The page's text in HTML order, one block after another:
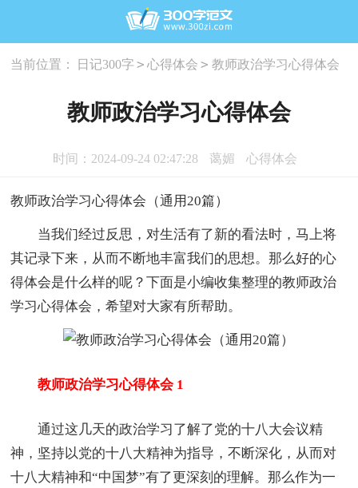
当前位置： 日记300字 > 心得体会 > 教师政治学习心得体会
教师政治学习心得体会
时间：2024-09-24 02:47:28 蔼媚 心得体会
教师政治学习心得体会（通用20篇）
当我们经过反思，对生活有了新的看法时，马上将
其记录下来，从而不断地丰富我们的思想。那么好的心
得体会是什么样的呢？下面是小编收集整理的教师政治
学习心得体会，希望对大家有所帮助。
教师政治学习心得体会 1
通过这几天的政治学习了解了党的十八大会议精
神，坚持以党的十八大精神为指导，不断深化，从而对
十八大精神和“中国梦”有了更深刻的理解。那么作为一